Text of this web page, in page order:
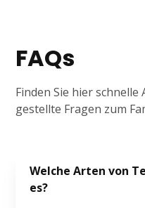
FAQs
Finden Sie hier
gestellte Fragen zum
Welche Arten von
es?